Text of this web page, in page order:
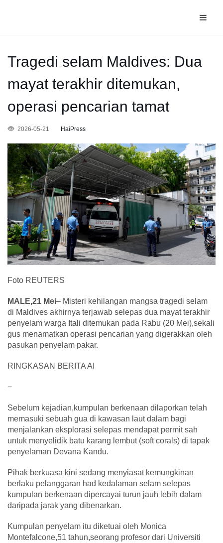
Tragedi selam Maldives: Dua
mayat terakhir ditemukan,
operasi pencarian tamat
2026-05-21 HaiPress
Foto REUTERS
MALE,21 Mei– Misteri kehilangan mangsa tragedi selam
di Maldives akhirnya terjawab selepas dua mayat terakhir
penyelam warga Itali ditemukan pada Rabu (20 Mei),sekali
gus menamatkan operasi pencarian yang digerakkan oleh
pasukan penyelam pakar.
RINGKASAN BERITA AI
−
Sebelum kejadian,kumpulan berkenaan dilaporkan telah
memasuki sebuah gua di kawasan laut dalam bagi
menjalankan eksplorasi selepas mendapat permit sah
untuk menyelidik batu karang lembut (soft corals) di tapak
penyelaman Devana Kandu.
Pihak berkuasa kini sedang menyiasat kemungkinan
berlaku pelanggaran had kedalaman selam selepas
kumpulan berkenaan dipercayai turun jauh lebih dalam
daripada jarak yang dibenarkan.
Kumpulan penyelam itu diketuai oleh Monica
Montefalcone,51 tahun,seorang profesor dari Universiti